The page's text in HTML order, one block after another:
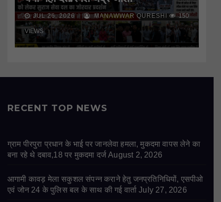
JUL 26, 2026 MANAWWAR QURESHI 150
VIEWS
RECENT TOP NEWS
ग्राम पीरपुरा प्रधान के भाई पर जानलेवा हमला, मुकदमा वापस लेने का
बना रहे थे दबाव,18 पर मुकदमा दर्ज August 2, 2026
आगामी कावड़ मेला सकुशल संपन्न कराने हेतु जनप्रतिनिधियों, एसपीओ
एवं जोन 24 के पुलिस बल के साथ की गई वार्ता July 27, 2026